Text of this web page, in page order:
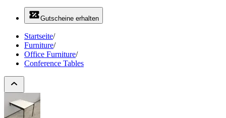
Gutscheine erhalten
Startseite/
Furniture/
Office Furniture/
Conference Tables